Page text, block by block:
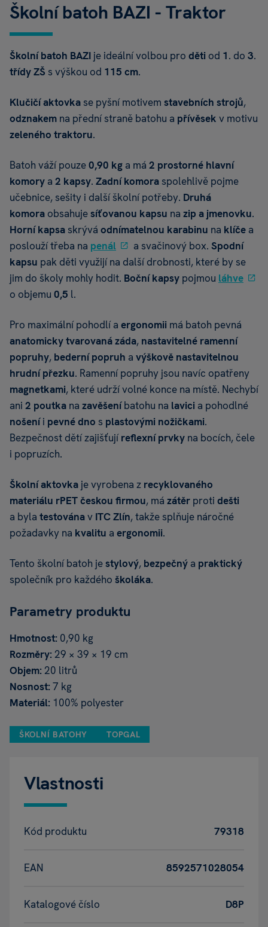
Školní batoh BAZI - Traktor
Školní batoh BAZI je ideální volbou pro děti od 1. do 3.
třídyZŠ s výškou od 115 cm.
Klučičí aktovka se pyšní motivem stavebních strojů,
odznakem na přední straně batohu a přívěsek v motivu
zeleného traktoru.
Batoh váží pouze0,90 kg a má 2 prostorné hlavní
komory a 2 kapsy. Zadní komora spolehlivě pojme
učebnice, sešity i další školní potřeby. Druhá
komora obsahujesíťovanou kapsu na zip a jmenovku.
Horní kapsa skrývá odnímatelnou karabinu na klíče a
poslouží třeba na penál a svačinový box. Spodní
kapsu pak děti využijí na další drobnosti, které by se
jim do školy mohly hodit. Boční kapsy pojmou láhve
o objemu 0,5 l.
Pro maximální pohodlí a ergonomii má batoh pevná
anatomicky tvarovaná záda, nastavitelné ramenní
popruhy, bederní popruh a výškově nastavitelnou
hrudní přezku. Ramenní popruhy jsou navíc opatřeny
magnetkami, které udrží volné konce na místě. Nechybí
ani 2 poutka na zavěšeníbatohu na lavici a pohodlné
nošeníi pevnédno s plastovými nožičkami.
Bezpečnost dětí zajišťujíreflexní prvky na bocích, čele
i popruzích.
Školní aktovka je vyrobena z recyklovaného
materiálu rPETčeskou firmou, má zátěr proti dešti
a byla testovánav ITC Zlín, takže splňuje náročné
požadavky na kvalitu a ergonomii.
Tento školní batoh jestylový, bezpečný a praktický
společník pro každého školáka.
Parametry produktu
Hmotnost: 0,90 kg
Rozměry: 29 × 39 × 19 cm
Objem: 20 litrů
Nosnost: 7 kg
Materiál: 100% polyester
ŠKOLNÍ BATOHY TOPGAL
Vlastnosti
Kód produktu 79318
EAN 8592571028054
Katalogové číslo D8P